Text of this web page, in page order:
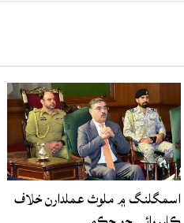
اسمگلنگ ۾ ملوث عملدارن خلاف